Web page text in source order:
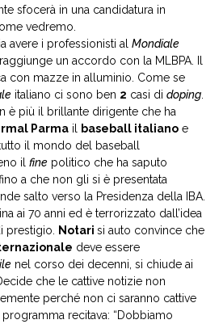
sfocerà in una candidatura in
vedremo.
avere i professionisti al Mondiale
raggiunge un accordo con la MLBPA. Il
con mazze in alluminio. Come se
italiano ci sono ben 2 casi di doping
è più il brillante dirigente che ha
Parma il baseball italiano e
il mondo del baseball
il fine politico che ha saputo
a che non gli si è presentata
salto verso la Presidenza della IBA.
ai 70 anni ed è terrorizzato dall’idea
prestigio.
Notari si auto convince che
deve essere
nel corso dei decenni, si chiude ai
che le cattive notizie non
perché non ci saranno cattive
recitava: “Dobbiamo